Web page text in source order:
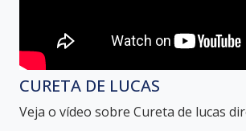
CURETA DE LUCAS
Veja o vídeo sobre Cureta de lucas